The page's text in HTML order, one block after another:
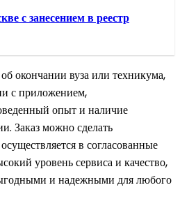
с занесением в реестр
окончании вуза или техникума,
с приложением,
опыт и наличие
Заказ можно сделать
в согласованные
уровень сервиса и качество,
и надежными для любого